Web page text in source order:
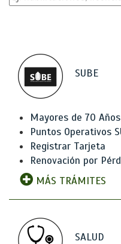
SUBE
Mayores de 70 Años
Puntos Operativos
Registrar Tarjeta
Renovación por
MÁS TRÁMITES
SALUD